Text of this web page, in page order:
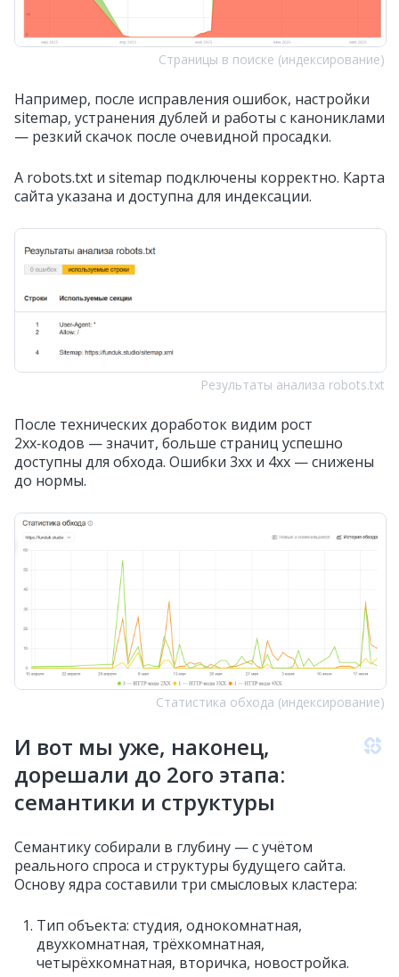
Страницы в поиске (индексирование)
Например, после исправления ошибок, настройки
sitemap, устранения дублей и работы с канониклами
— резкий скачок после очевидной просадки.
А robots.txt и sitemap подключены корректно. Карта
сайта указана и доступна для индексации.
Результаты анализа robots.txt
После технических доработок видим рост
2xx‑кодов — значит, больше страниц успешно
доступны для обхода. Ошибки 3xx и 4xx — снижены
до нормы.
Статистика обхода (индексирование)
И вот мы уже, наконец,
дорешали до 2ого этапа:
семантики и структуры
Семантику собирали в глубину — с учётом
реального спроса и структуры будущего сайта.
Основу ядра составили три смысловых кластера:
Тип объекта: студия, однокомнатная,
двухкомнатная, трёхкомнатная,
четырёхкомнатная, вторичка, новостройка.